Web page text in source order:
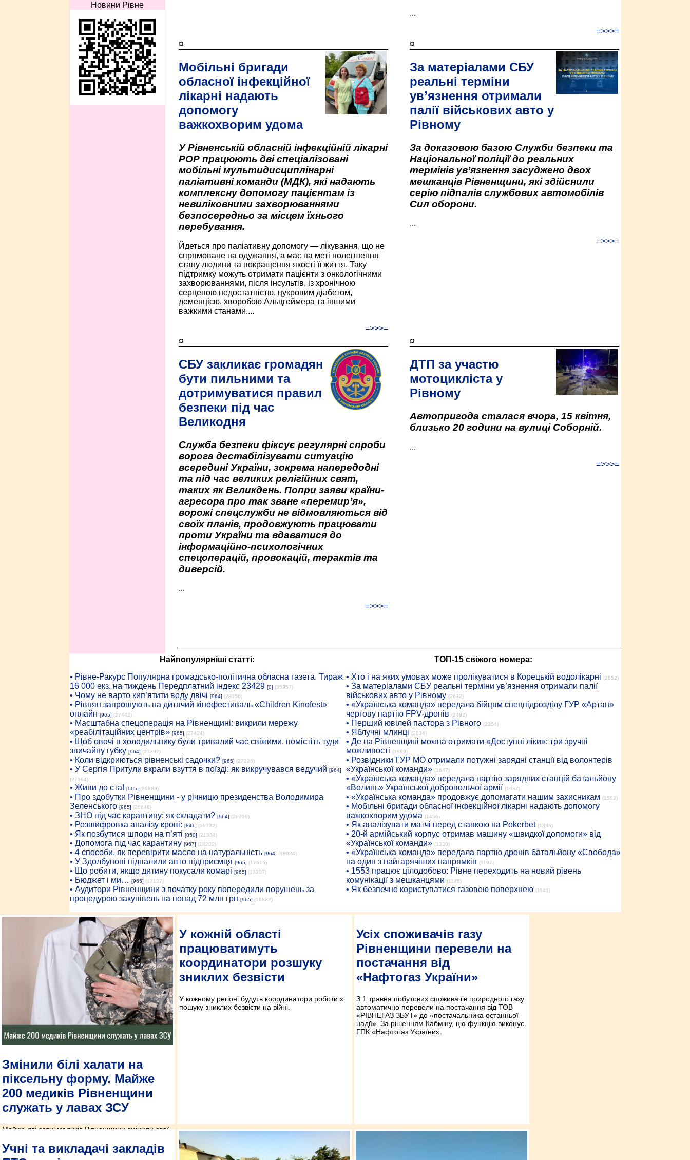
Новини Рівне
...
=>>>=
¤
Мобільні бригади
обласної інфекційної
лікарні надають
допомогу
важкохворим удома
У Рівненській обласній інфекційній лікарні
РОР працюють дві спеціалізовані
мобільні мультидисциплінарні
паліативні команди (МДК), які надають
комплексну допомогу пацієнтам із
невиліковними захворюваннями
безпосередньо за місцем їхнього
перебування.
Йдеться про паліативну допомогу — лікування, що не
спрямоване на одужання, а має на меті полегшення
стану людини та покращення якості її життя. Таку
підтримку можуть отримати пацієнти з онкологічними
захворюваннями, після інсультів, із хронічною
серцевою недостатністю, цукровим діабетом,
деменцією, хворобою Альцгеймера та іншими
важкими станами....
=>>>=
¤
За матеріалами СБУ
реальні терміни
ув’язнення отримали
палії військових авто у
Рівному
За доказовою базою Служби безпеки та
Національної поліції до реальних
термінів ув’язнення засуджено двох
мешканців Рівненщини, які здійснили
серію підпалів службових автомобілів
Сил оборони.
...
=>>>=
¤
СБУ закликає громадян
бути пильними та
дотримуватися правил
безпеки під час
Великодня
Служба безпеки фіксує регулярні спроби
ворога дестабілізувати ситуацію
всередині України, зокрема напередодні
та під час великих релігійних свят,
таких як Великдень. Попри заяви країни-
агресора про так зване «перемир’я»,
ворожі спецслужби не відмовляються від
своїх планів, продовжують працювати
проти України та вдаватися до
інформаційно-психологічних
спецоперацій, провокацій, терактів та
диверсій.
...
=>>>=
¤
ДТП за участю
мотоцикліста у
Рівному
Автопригода сталася вчора, 15 квітня,
близько 20 години на вулиці Соборній.
...
=>>>=
Найпопулярніші статті:
• Рiвне-Ракурс Популярна громадсько-політична обласна газета. Тираж
16 000 екз. на тиждень Передплатний індекс 23429 [0] (35957)
• Чому не варто кип’ятити воду двічі [964] (28156)
• Рівнян запрошують на дитячий кінофестиваль «Children Kinofest»
онлайн [965] (27442)
• Масштабна спецоперація на Рівненщині: викрили мережу
«реабілітаційних центрів» [965] (27424)
• Щоб овочі в холодильнику були тривалий час свіжими, помістіть туди
звичайну губку [964] (27397)
• Коли відкриються рівненські садочки? [965] (27226)
• У Сергія Притули вкрали взуття в поїзді: як викручувався ведучий [964]
(27184)
• Живи до ста! [965] (26989)
• Про здобутки Рівненщини - у річницю президенства Володимира
Зеленського [965] (26648)
• ЗНО під час карантину: як складати? [964] (26210)
• Розшифровка аналізу крові: [841] (25732)
• Як позбутися шпори на п’яті [850] (21334)
• Допомога під час карантину [967] (18202)
• 4 способи, як перевірити масло на натуральність [964] (18024)
• У Здолбунові підпалили авто підприємця [965] (17515)
• Що робити, якщо дитину покусали комарі [965] (17207)
• Бюджет і ми… [965] (17137)
• Аудитори Рівненщини з початку року попередили порушень за
процедурою закупівель на понад 72 млн грн [965] (16832)
ТОП-15 свіжого номера:
• Хто і на яких умовах може пролікуватися в Корецькій водолікарні (2652)
• За матеріалами СБУ реальні терміни ув’язнення отримали палії
військових авто у Рівному (2632)
• «Українська команда» передала бійцям спецпідрозділу ГУР «Артан»
чергову партію FPV-дронів (2492)
• Перший ювілей пастора з Рівного (2354)
• Яблучні млинці (2034)
• Де на Рівненщині можна отримати «Доступні ліки»: три зручні
можливості (1999)
• Розвідники ГУР МО отримали потужні зарядні станції від волонтерів
«Української команди» (1647)
• «Українська команда» передала партію зарядних станцій батальйону
«Волинь» Української добровольчої армії (1637)
• «Українська команда» продовжує допомагати нашим захисникам (1582)
• Мобільні бригади обласної інфекційної лікарні надають допомогу
важкохворим удома (1456)
• Як аналізувати матчі перед ставкою на Pokerbet (1396)
• 20-й армійський корпус отримав машину «швидкої допомоги» від
«Української команди» (1330)
• «Українська команда» передала партію дронів батальйону «Свобода»
на один з найгарячіших напрямків (1197)
• 1553 працює цілодобово: Рівне переходить на новий рівень
комунікації з мешканцями (1145)
• Як безпечно користуватися газовою поверхнею (1141)
Змінили білі халати на
піксельну форму. Майже
200 медиків Рівненщини
служать у лавах ЗСУ
Майже дві сотні медиків Рівненщини змінили свої
військових та мирних жителів в зоні бойових дій.
У кожній області
працюватимуть
координатори розшуку
зниклих безвісти
У кожному регіоні будуть координатори роботи з
пошуку зниклих безвісти на війні.
Усіх споживачів газу
Рівненщини перевели на
постачання від
«Нафтогаз України»
З 1 травня побутових споживачів природного газу
автоматично перевели на постачання від ТОВ
«РІВНЕГАЗ ЗБУТ» до «постачальника останньої
надії». За рішенням Кабміну, цю функцію виконує
ГПК «Нафтогаз України».
Учні та викладачі закладів